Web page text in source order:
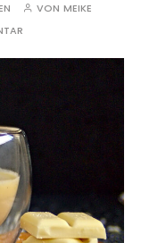
VON MEIKE